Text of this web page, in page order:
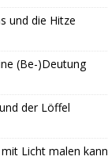
und die Hitze
(Be-)Deutung
der Löffel
Licht malen kann